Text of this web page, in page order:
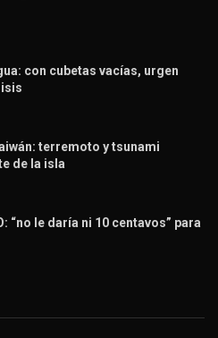
con cubetas vacías, urgen
terremoto y tsunami
de la isla
“no le daría ni 10 centavos” para